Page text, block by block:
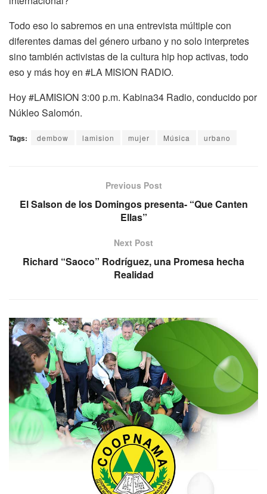
Todo eso lo sabremos en una entrevista múltiple con
diferentes damas del género urbano y no solo interpretes
sino también activistas de la cultura hip hop activas, todo
eso y más hoy en #LA MISION RADIO.
Hoy #LAMISION 3:00 p.m. Kabina34 Radio, conducido por
Núkleo Salomón.
Tags: dembow lamision mujer Música urbano
Previous Post
El Salson de los Domingos presenta- “Que Canten
Ellas”
Next Post
Richard “Saoco” Rodríguez, una Promesa hecha
Realidad